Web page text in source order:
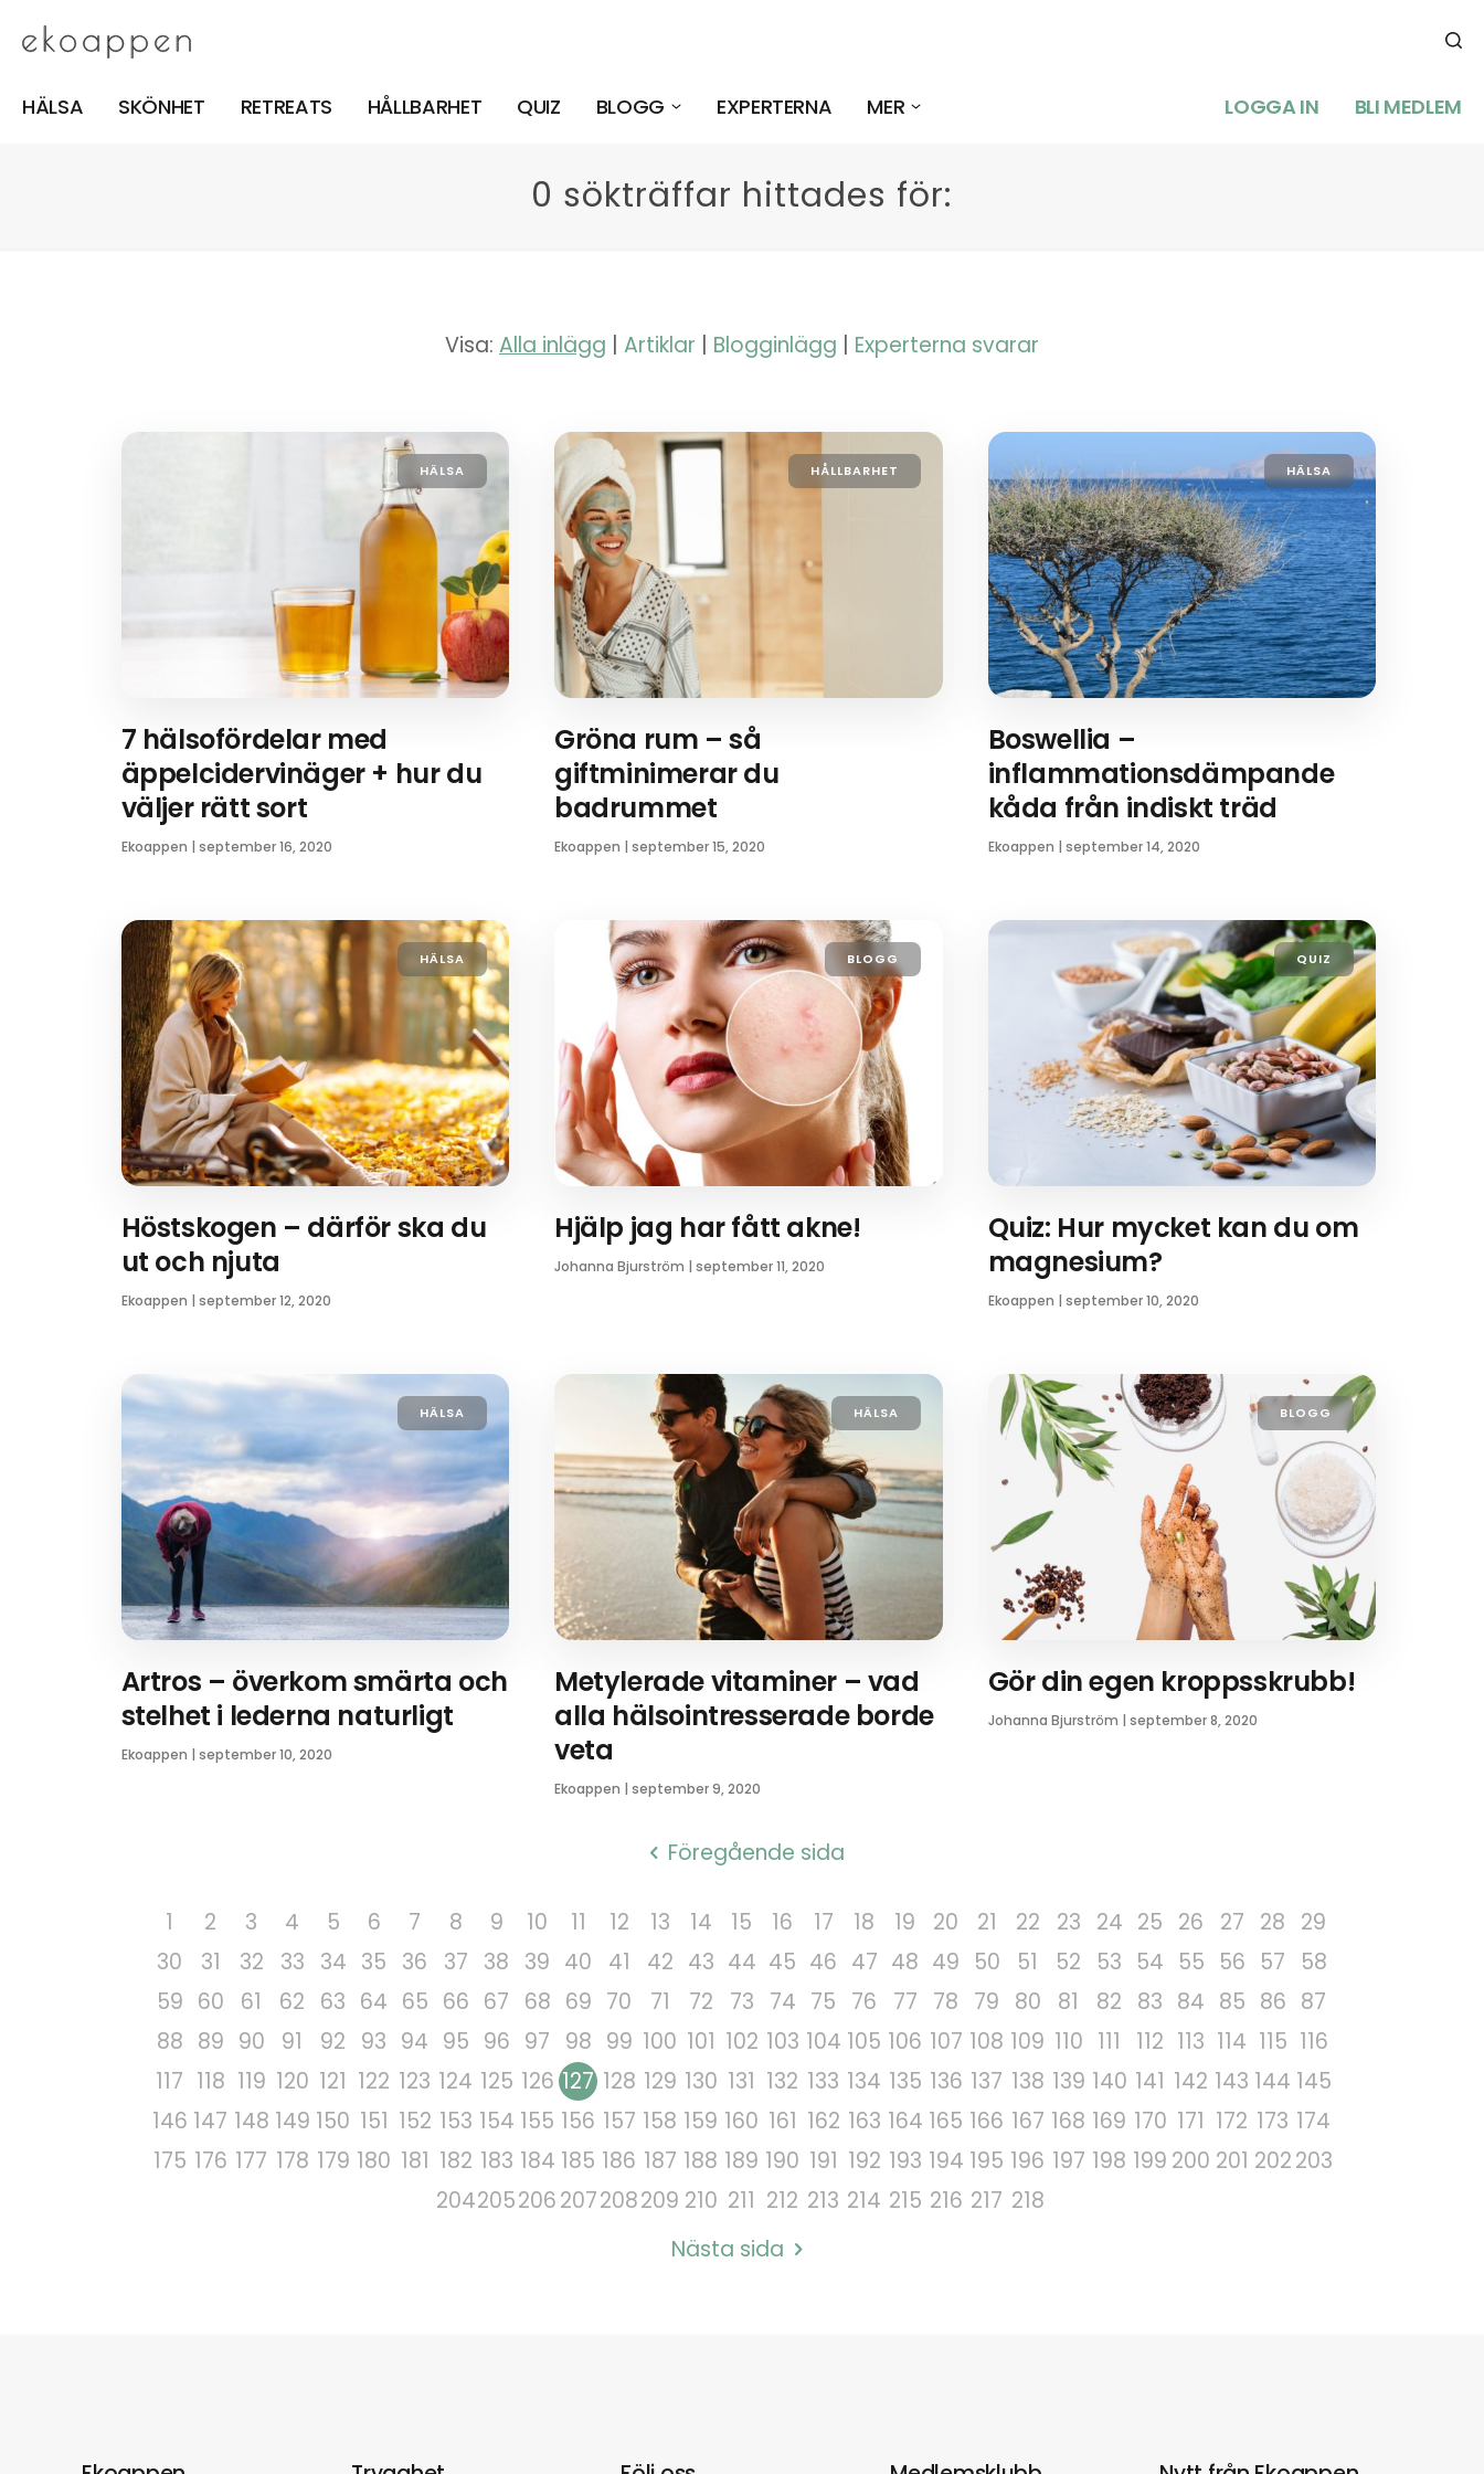
HÄLSA SKÖNHET RETREATS HÅLLBARHET QUIZ BLOGG EXPERTERNA MER LOGGA IN BLI MEDLEM
0 sökträffar hittades för:
Visa: Alla inlägg Artiklar Blogginlägg Experterna svarar
HÄLSA
7 hälsofördelar med
äppelcidervinäger + hur du
väljer rätt sort
Ekoappen | september 16, 2020
HÅLLBARHET
Gröna rum – så
giftminimerar du
badrummet
Ekoappen |september 15, 2020
HÄLSA
Boswellia –
inflammationsdämpande
kåda från indiskt träd
Ekoappen | september 14, 2020
HÄLSA
Höstskogen – därför ska du
ut och njuta
Ekoappen | september 12, 2020
BLOGG
Hjälp jag har fått akne!
Johanna Bjurström |september 11, 2020
QUIZ
Quiz: Hur mycket kan du om
magnesium?
Ekoappen | september 10, 2020
HÄLSA
Artros – överkom smärta och
stelhet i lederna naturligt
Ekoappen | september 10, 2020
HÄLSA
Metylerade vitaminer – vad
alla hälsointresserade borde
veta
Ekoappen |september 9, 2020
BLOGG
Gör din egen kroppsskrubb!
Johanna Bjurström | september 8, 2020
Föregående sida
1 2 3 4 5 6 7 8 9 10 11 12 13 14 15 16 17 18 19 20 21 22 23 24 25 26 27 28 29
30
31 32 33 34 35 36 37 38 39 40 41 42 43 44 45 46 47 48 49 50 51 52 53 54 55 56 57
58
59 60 61 62 63 64 65 66 67 68 69 70 71 72 73 74 75 76 77 78 79 80 81 82 83 84 85 86 87
88 89 90 91 92 93 94 95 96 97 98 99 100 101 102 103 104 105 106 107 108 109 110 111 112 113 114 115 116
117 118 119 120 121 122 123 124 125 126 127 128 129 130 131 132 133 134 135 136 137 138 139 140 141 142 143 144 145
146 147 148 149 150 151 152 153 154 155 156 157 158 159 160 161 162 163 164 165 166 167 168 169 170 171 172 173 174
175 176 177 178 179 180 181 182 183 184 185 186 187 188 189 190 191 192 193 194 195 196 197 198 199 200 201 202203
204205206207208209 210 211 212 213 214 215 216 217 218
Nästa sida